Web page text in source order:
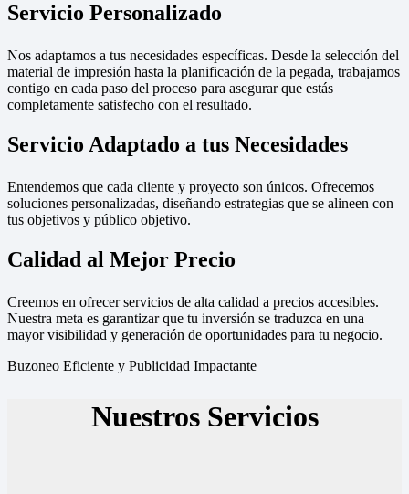
Servicio Personalizado
Nos adaptamos a tus necesidades específicas. Desde la selección del
material de impresión hasta la planificación de la pegada, trabajamos
contigo en cada paso del proceso para asegurar que estás
completamente satisfecho con el resultado.
Servicio Adaptado a tus Necesidades
Entendemos que cada cliente y proyecto son únicos. Ofrecemos
soluciones personalizadas, diseñando estrategias que se alineen con
tus objetivos y público objetivo.
Calidad al Mejor Precio
Creemos en ofrecer servicios de alta calidad a precios accesibles.
Nuestra meta es garantizar que tu inversión se traduzca en una
mayor visibilidad y generación de oportunidades para tu negocio.
Buzoneo Eficiente y Publicidad Impactante
Nuestros Servicios